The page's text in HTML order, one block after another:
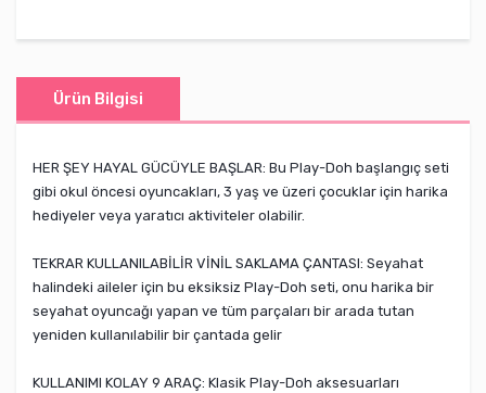
Ürün Bilgisi
HER ŞEY HAYAL GÜCÜYLE BAŞLAR: Bu Play-Doh başlangıç ​​seti
gibi okul öncesi oyuncakları, 3 yaş ve üzeri çocuklar için harika
hediyeler veya yaratıcı aktiviteler olabilir.
TEKRAR KULLANILABİLİR VİNİL SAKLAMA ÇANTASI: Seyahat
halindeki aileler için bu eksiksiz Play-Doh seti, onu harika bir
seyahat oyuncağı yapan ve tüm parçaları bir arada tutan
yeniden kullanılabilir bir çantada gelir
KULLANIMI KOLAY 9 ARAÇ: Klasik Play-Doh aksesuarları